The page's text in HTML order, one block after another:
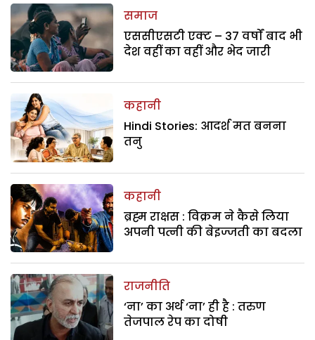
समाज
एससीएसटी एक्ट – 37 वर्षों बाद भी
देश वहीं का वहीं और भेद जारी
कहानी
Hindi Stories: आदर्श मत बनना
तनु
कहानी
ब्रह्म राक्षस : विक्रम ने कैसे लिया
अपनी पत्नी की बेइज्जती का बदला
राजनीति
‘ना’ का अर्थ ‘ना’ ही है : तरुण
तेजपाल रेप का दोषी